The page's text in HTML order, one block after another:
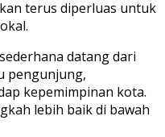
terus diperluas untuk
datang dari
pengunjung,
kepemimpinan kota.
lebih baik di bawah